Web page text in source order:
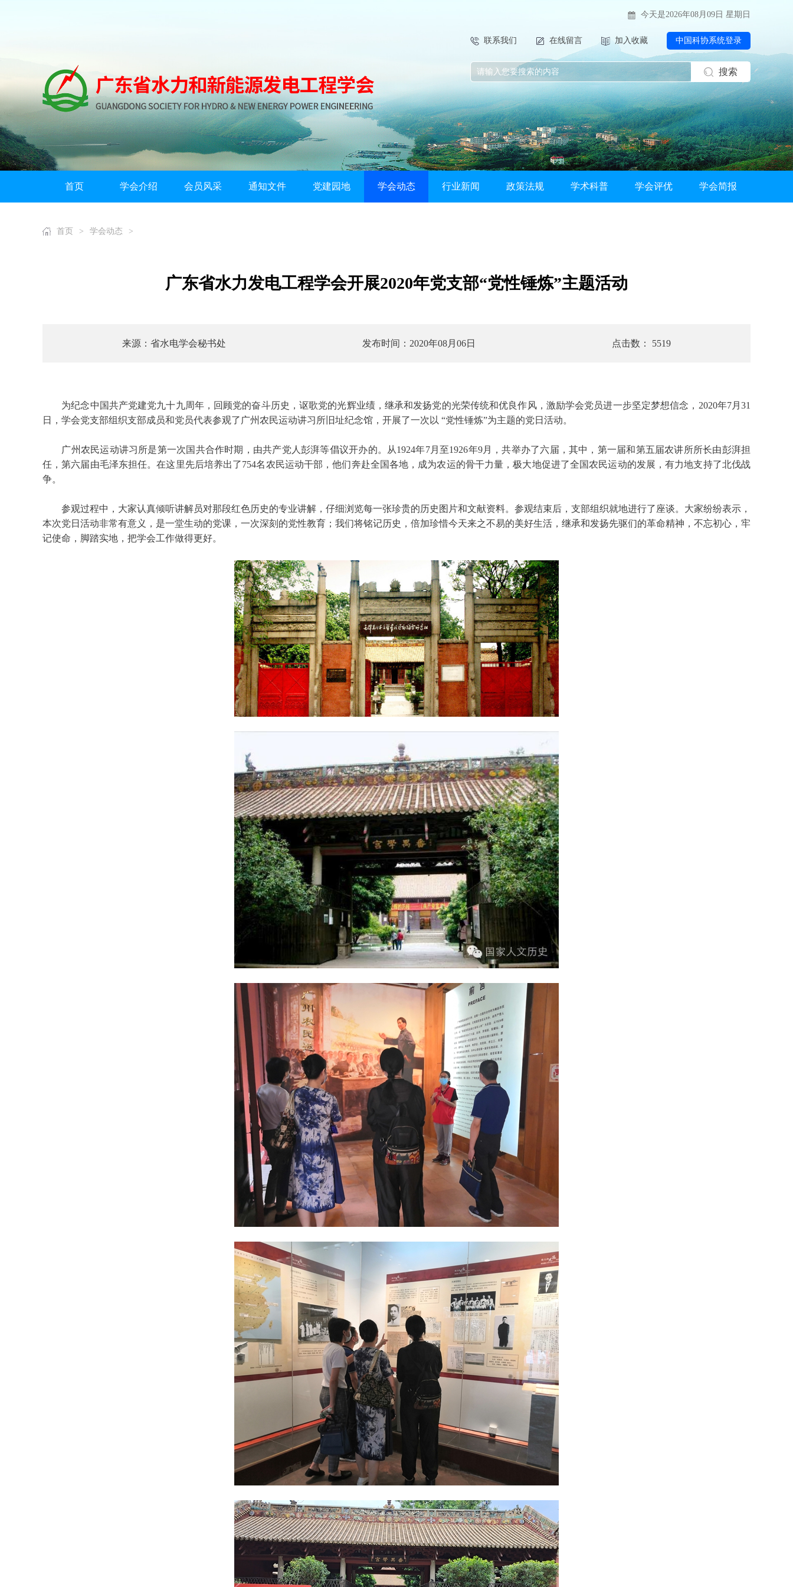
今天是2026年08月09日 星期日
联系我们 在线留言 加入收藏 中国科协系统登录
搜索
首页 学会介绍 会员风采 通知文件 党建园地 学会动态 行业新闻 政策法规 学术科普 学会评优 学会简报
首页 > 学会动态 >
广东省水力发电工程学会开展2020年党支部“党性锤炼”主题活动
来源：省水电学会秘书处 发布时间：2020年08月06日 点击数： 5519
为纪念中国共产党建党九十九周年，回顾党的奋斗历史，讴歌党的光辉业绩，继承和发扬党的光荣传统和优良作风，激励学会党员进一步坚定梦想信念，2020年7月31
日，学会党支部组织支部成员和党员代表参观了广州农民运动讲习所旧址纪念馆，开展了一次以 “党性锤炼”为主题的党日活动。
广州农民运动讲习所是第一次国共合作时期，由共产党人彭湃等倡议开办的。从1924年7月至1926年9月，共举办了六届，其中，第一届和第五届农讲所所长由彭湃担
任，第六届由毛泽东担任。在这里先后培养出了754名农民运动干部，他们奔赴全国各地，成为农运的骨干力量，极大地促进了全国农民运动的发展，有力地支持了北伐战
争。
参观过程中，大家认真倾听讲解员对那段红色历史的专业讲解，仔细浏览每一张珍贵的历史图片和文献资料。参观结束后，支部组织就地进行了座谈。大家纷纷表示，
本次党日活动非常有意义，是一堂生动的党课，一次深刻的党性教育；我们将铭记历史，倍加珍惜今天来之不易的美好生活，继承和发扬先驱们的革命精神，不忘初心，牢
记使命，脚踏实地，把学会工作做得更好。